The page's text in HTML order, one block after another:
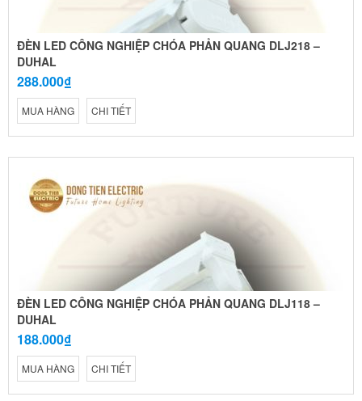
ĐÈN LED CÔNG NGHIỆP CHÓA PHẢN QUANG DLJ218 –
DUHAL
288.000₫
MUA HÀNG CHI TIẾT
ĐÈN LED CÔNG NGHIỆP CHÓA PHẢN QUANG DLJ118 –
DUHAL
188.000₫
MUA HÀNG CHI TIẾT